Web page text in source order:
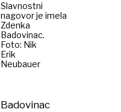
Slavnostni
nagovor je imela
Zdenka
Badovinac.
Foto: Nik
Erik
Neubauer
Badovinac